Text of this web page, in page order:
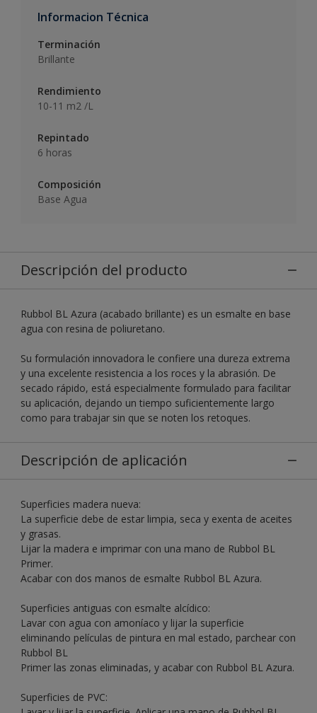
Informacion Técnica
Terminación
Brillante
Rendimiento
10-11 m2 /L
Repintado
6 horas
Composición
Base Agua
Descripción del producto
Rubbol BL Azura (acabado brillante) es un esmalte en base
agua con resina de poliuretano.
Su formulación innovadora le confiere una dureza extrema
y una excelente resistencia a los roces y la abrasión. De
secado rápido, está especialmente formulado para facilitar
su aplicación, dejando un tiempo suficientemente largo
como para trabajar sin que se noten los retoques.
Descripción de aplicación
Superficies madera nueva:
La superficie debe de estar limpia, seca y exenta de aceites
y grasas.
Lijar la madera e imprimar con una mano de Rubbol BL
Primer.
Acabar con dos manos de esmalte Rubbol BL Azura.
Superficies antiguas con esmalte alcídico:
Lavar con agua con amoníaco y lijar la superficie
eliminando películas de pintura en mal estado, parchear con
Rubbol BL
Primer las zonas eliminadas, y acabar con Rubbol BL Azura.
Superficies de PVC: